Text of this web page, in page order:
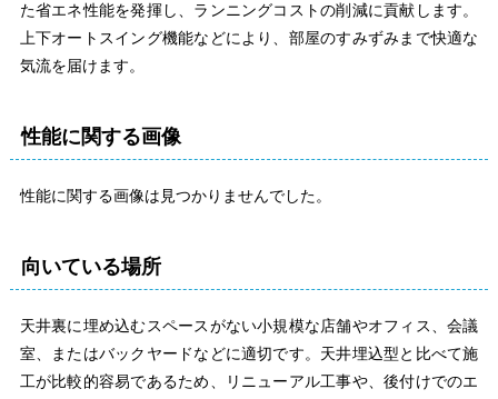
た省エネ性能を発揮し、ランニングコストの削減に貢献します。
上下オートスイング機能などにより、部屋のすみずみまで快適な
気流を届けます。
性能に関する画像
性能に関する画像は見つかりませんでした。
向いている場所
天井裏に埋め込むスペースがない小規模な店舗やオフィス、会議
室、またはバックヤードなどに適切です。天井埋込型と比べて施
工が比較的容易であるため、リニューアル工事や、後付けでのエ